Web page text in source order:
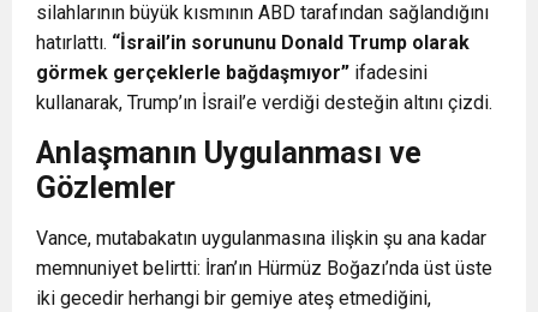
silahlarının büyük kısmının ABD tarafından sağlandığını
hatırlattı. “İsrail’in sorununu Donald Trump olarak
görmek gerçeklerle bağdaşmıyor” ifadesini
kullanarak, Trump’ın İsrail’e verdiği desteğin altını çizdi.
Anlaşmanın Uygulanması ve
Gözlemler
Vance, mutabakatın uygulanmasına ilişkin şu ana kadar
memnuniyet belirtti: İran’ın Hürmüz Boğazı’nda üst üste
iki gecedir herhangi bir gemiye ateş etmediğini,